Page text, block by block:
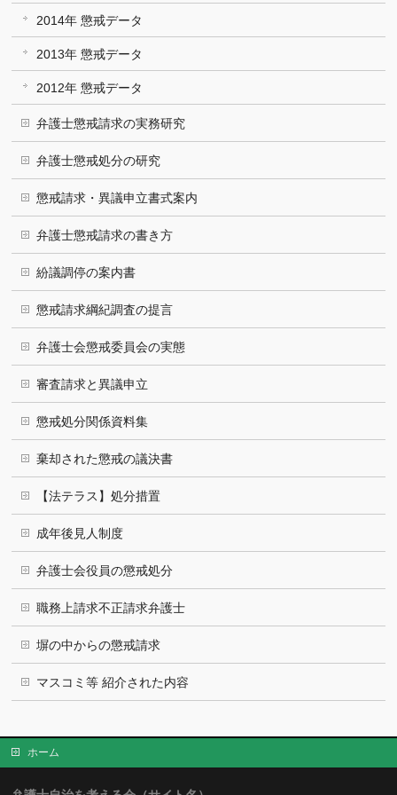
2014年 懲戒データ
2013年 懲戒データ
2012年 懲戒データ
弁護士懲戒請求の実務研究
弁護士懲戒処分の研究
懲戒請求・異議申立書式案内
弁護士懲戒請求の書き方
紛議調停の案内書
懲戒請求綱紀調査の提言
弁護士会懲戒委員会の実態
審査請求と異議申立
懲戒処分関係資料集
棄却された懲戒の議決書
【法テラス】処分措置
成年後見人制度
弁護士会役員の懲戒処分
職務上請求不正請求弁護士
塀の中からの懲戒請求
マスコミ等 紹介された内容
ホーム